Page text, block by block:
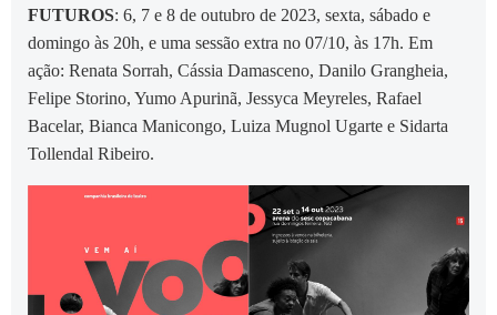
FUTUROS: 6, 7 e 8 de outubro de 2023, sexta, sábado e
domingo às 20h, e uma sessão extra no 07/10, às 17h. Em
ação: Renata Sorrah, Cássia Damasceno, Danilo Grangheia,
Felipe Storino, Yumo Apurinã, Jessyca Meyreles, Rafael
Bacelar, Bianca Manicongo, Luiza Mugnol Ugarte e Sidarta
Tollendal Ribeiro.